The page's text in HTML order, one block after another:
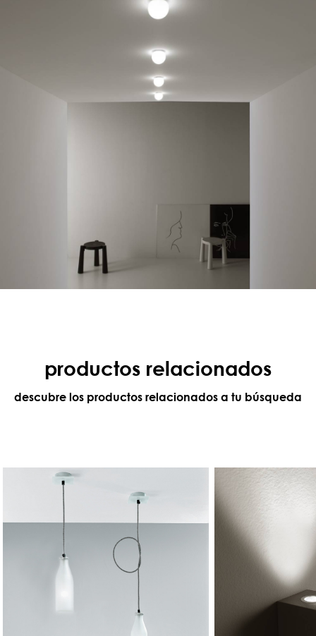
productos relacionados
descubre los productos relacionados a tu búsqueda